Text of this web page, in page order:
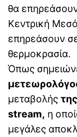
θα
Κεντρική
επηρεάσουν
θερμοκρασία.
Όπως
μεταβολής
stream, η
μεγάλες